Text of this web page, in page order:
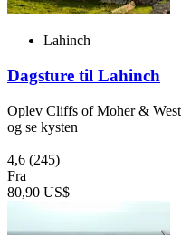
Lahinch
Dagsture til Lahinch
Oplev Cliffs of Moher &
og se kysten
4,6 (245)
Fra
80,90 US$